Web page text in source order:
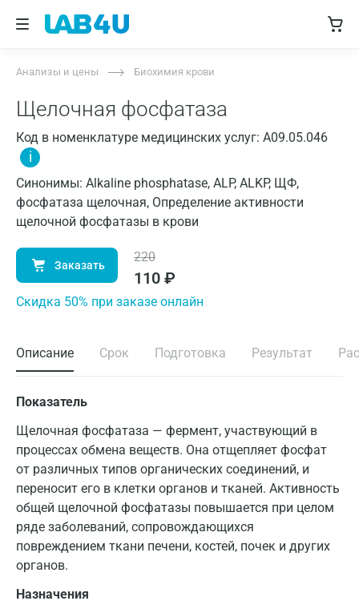
Анализы и цены Биохимия крови
Щелочная фосфатаза
Код в номенклатуре медицинских услуг: A09.05.046
i
Синонимы: Alkaline phosphatase, ALP, ALKP, ЩФ,
фосфатаза щелочная, Определение активности
щелочной фосфатазы в крови
Заказать
220
110 ₽
Cкидка 50% при заказе онлайн
Описание Срок Подготовка Результат
Показатель
Щелочная фосфатаза — фермент, участвующий в
процессах обмена веществ. Она отщепляет фосфат
от различных типов органических соединений, и
переносит его в клетки органов и тканей. Активность
общей щелочной фосфатазы повышается при целом
ряде заболеваний, сопровождающихся
повреждением ткани печени, костей, почек и других
органов.
Назначения